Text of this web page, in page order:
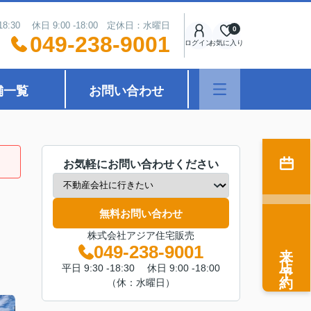
休日 9:00 -18:00 定休日：水曜日
049-238-9001 ログインお気に入り
0
一覧 お問い合わせ
お気軽にお問い合わせください
無料お問い合わせ
株式会社アジア住宅販売
049-238-9001
平日 9:30 -18:30 休日 9:00 -18:00
（休：水曜日）
来店予約